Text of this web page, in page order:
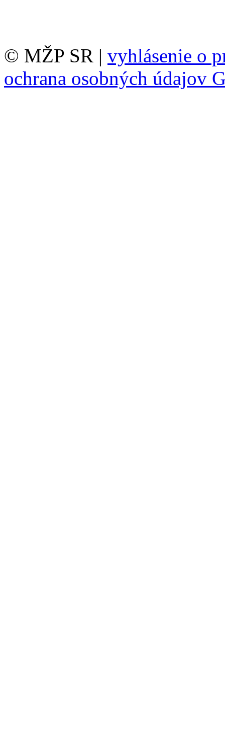
© MŽP SR | vyhlásenie o
ochrana osobných údajov